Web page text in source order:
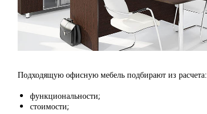
Подходящую офисную мебель подбирают из расчета:
функциональности;
стоимости;